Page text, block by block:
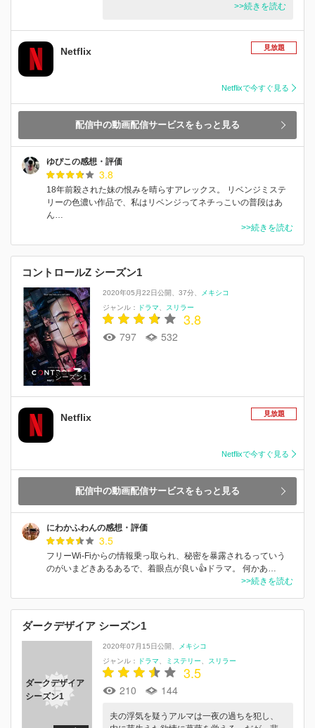
>>続きを読む
Netflix 見放題
Netflixで今すぐ見る
配信中の動画配信サービスをもっと見る
ゆぴこの感想・評価
3.8
18年前殺された妹の恨みを晴らすアレックス。 リベンジミステ
リーの色濃い作品で、私はリベンジってネチっこいの普段はあ
ん…
>>続きを読む
コントロールZ シーズン1
シーズン1
2020年05月22日公開 37分
メキシコ
ジャンル：
ドラマ スリラー
3.8
797 532
Netflix 見放題
Netflixで今すぐ見る
配信中の動画配信サービスをもっと見る
にわかふわんの感想・評価
3.5
フリーWi-Fiからの情報乗っ取られ、秘密を暴露されるっていう
のがいまどきあるあるで、着眼点が良い👍ドラマ。 何かあ…
>>続きを読む
ダークデザイア シーズン1
ダークデザイア
シーズン1
2020年07月15日公開
メキシコ
ジャンル：
ドラマ ミステリー スリラー
3.5
210 144
夫の浮気を疑うアルマは一夜の過ちを犯し、